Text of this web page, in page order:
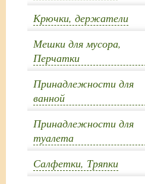
Крючки, держатели
Мешки для мусора,
Перчатки
Принадлежности для
ванной
Принадлежности для
туалета
Салфетки, Тряпки